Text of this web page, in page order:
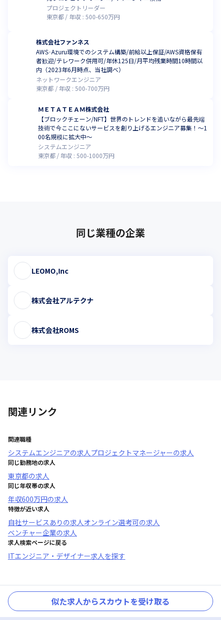
プロジェクトリーダー
東京都
年収 : 500-650万円
株式会社ファンネス
AWS･Azuru環境でのシステム構築/前給以上保証/AWS資格保有
者歓迎/テレワーク併用可/年休125日/月平均残業時間10時間以
内（2023年6月時点、当社調べ）
ネットワークエンジニア
東京都
年収 :500-700万円
ＭＥＴＡＴＥＡＭ株式会社
【ブロックチェーン/NFT】世界のトレンドを追いながら最先端
技術で今ここにないサービスを創り上げるエンジニア募集！～1
00名規模に拡大中～
システムエンジニア
東京都
年収 :500-1000万円
同じ業種の企業
LEOMO,Inc
株式会社アルテクナ
株式会社ROMS
関連リンク
関連職種
システムエンジニアの求人プロジェクトマネージャーの求人
同じ勤務地の求人
東京都の求人
同じ年収帯の求人
年収600万円の求人
特徴が近い求人
自社サービスあり の求人オンライン選考可の求人
ベンチャー企業の求人
求人検索ページに戻る
ITエンジニア・デザイナー求人を探す
似た求人からスカウトを受け取る